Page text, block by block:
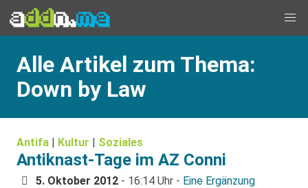
Alle Artikel zum Thema:
Down by Law
Antifa | Kultur | Soziales
Antiknast-Tage im AZ Conni
5. Oktober 2012 - 16:14 Uhr - Eine Ergänzung